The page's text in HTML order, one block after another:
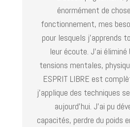
énormément de
fonctionnement, mes
pour lesquels j’apprends
leur écoute. J’ai éliminé
tensions mentales,
ESPRIT LIBRE est
j’applique des techniques
aujourd’hui. J’ai pu
capacités, perdre du poids